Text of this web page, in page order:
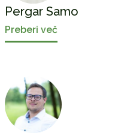
Pergar Samo
Preberi več